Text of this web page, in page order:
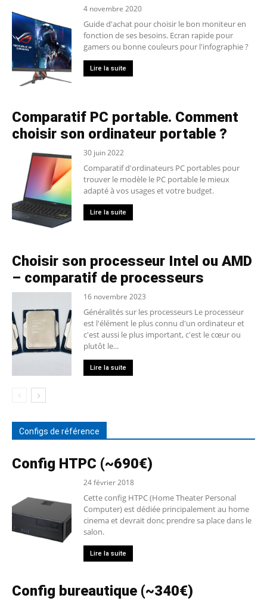
4 novembre 2020
Guide d'achat pour choisir le bon moniteur en
fonction de ses besoins. Ecran rapide pour
gamers ou bonne couleurs pour l'infographie ?
Lire la suite
Comparatif PC portable. Comment
choisir son ordinateur portable ?
30 juin 2022
Comparatif d'ordinateurs PC portables pour
trouver le modèle le PC portable le mieux
adapté à vos usages et votre budget.
Lire la suite
Choisir son processeur Intel ou AMD
– comparatif de processeurs
16 novembre 2023
Généralités sur les processeurs Le processeur
est l'élément le plus connu d'un ordinateur et
c'est aussi le plus important, c'est le cœur ou
plutôt le...
Lire la suite
Configs de référence
Config HTPC (~690€)
24 février 2018
Cette config HTPC (Home Theater Personal
Computer) est dédiée principalement au home
cinema et devrait donc prendre sa place dans le
salon.
Lire la suite
Config bureautique (~340€)